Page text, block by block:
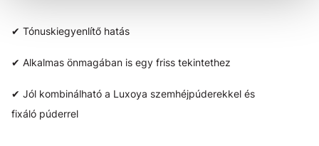
✔ Tónuskiegyenlítő hatás
✔ Alkalmas önmagában is egy friss tekintethez
✔ Jól kombinálható a Luxoya szemhéjpúderekkel és
fixáló púderrel